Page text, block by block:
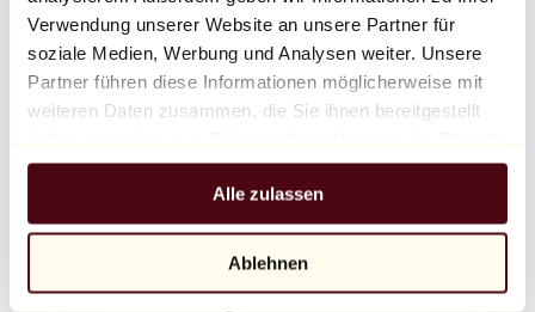
Verwendung unserer Website an unsere Partner für
soziale Medien, Werbung und Analysen weiter. Unsere
Partner führen diese Informationen möglicherweise mit
weiteren Daten zusammen, die Sie ihnen bereitgestellt
gesammelt haben.
Alle zulassen
Ablehnen
Balloon Dog (Orange)
Jeff Koons
10.000 €
Entdecken
Alle Bildhauer
Alle Fotografen